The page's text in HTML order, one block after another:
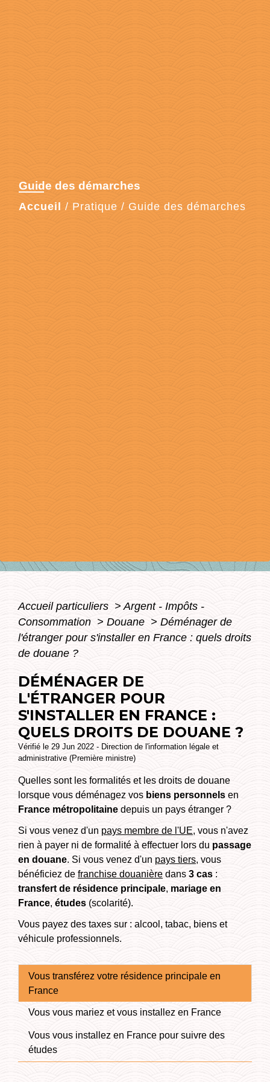
Guide des démarches
Accueil / Pratique / Guide des démarches
Accueil particuliers > Argent - Impôts -
Consommation > Douane > Déménager de
l'étranger pour s'installer en France : quels droits
de douane ?
DÉMÉNAGER DE
L'ÉTRANGER POUR
S'INSTALLER EN FRANCE :
QUELS DROITS DE DOUANE ?
Vérifié le 29 Jun 2022 - Direction de l'information légale et
administrative (Première ministre)
Quelles sont les formalités et les droits de douane
lorsque vous déménagez vos biens personnels en
France métropolitaine depuis un pays étranger ?
Si vous venez d'un pays membre de l'UE, vous n'avez
rien à payer ni de formalité à effectuer lors du passage
en douane. Si vous venez d'un pays tiers, vous
bénéficiez de franchise douanière dans 3 cas :
transfert de résidence principale, mariage en
France, études (scolarité).
Vous payez des taxes sur : alcool, tabac, biens et
véhicule professionnels.
Vous transférez votre résidence principale en
France
Vous vous mariez et vous installez en France
Vous vous installez en France pour suivre des
études